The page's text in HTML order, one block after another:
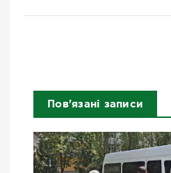
Пов'язані записи